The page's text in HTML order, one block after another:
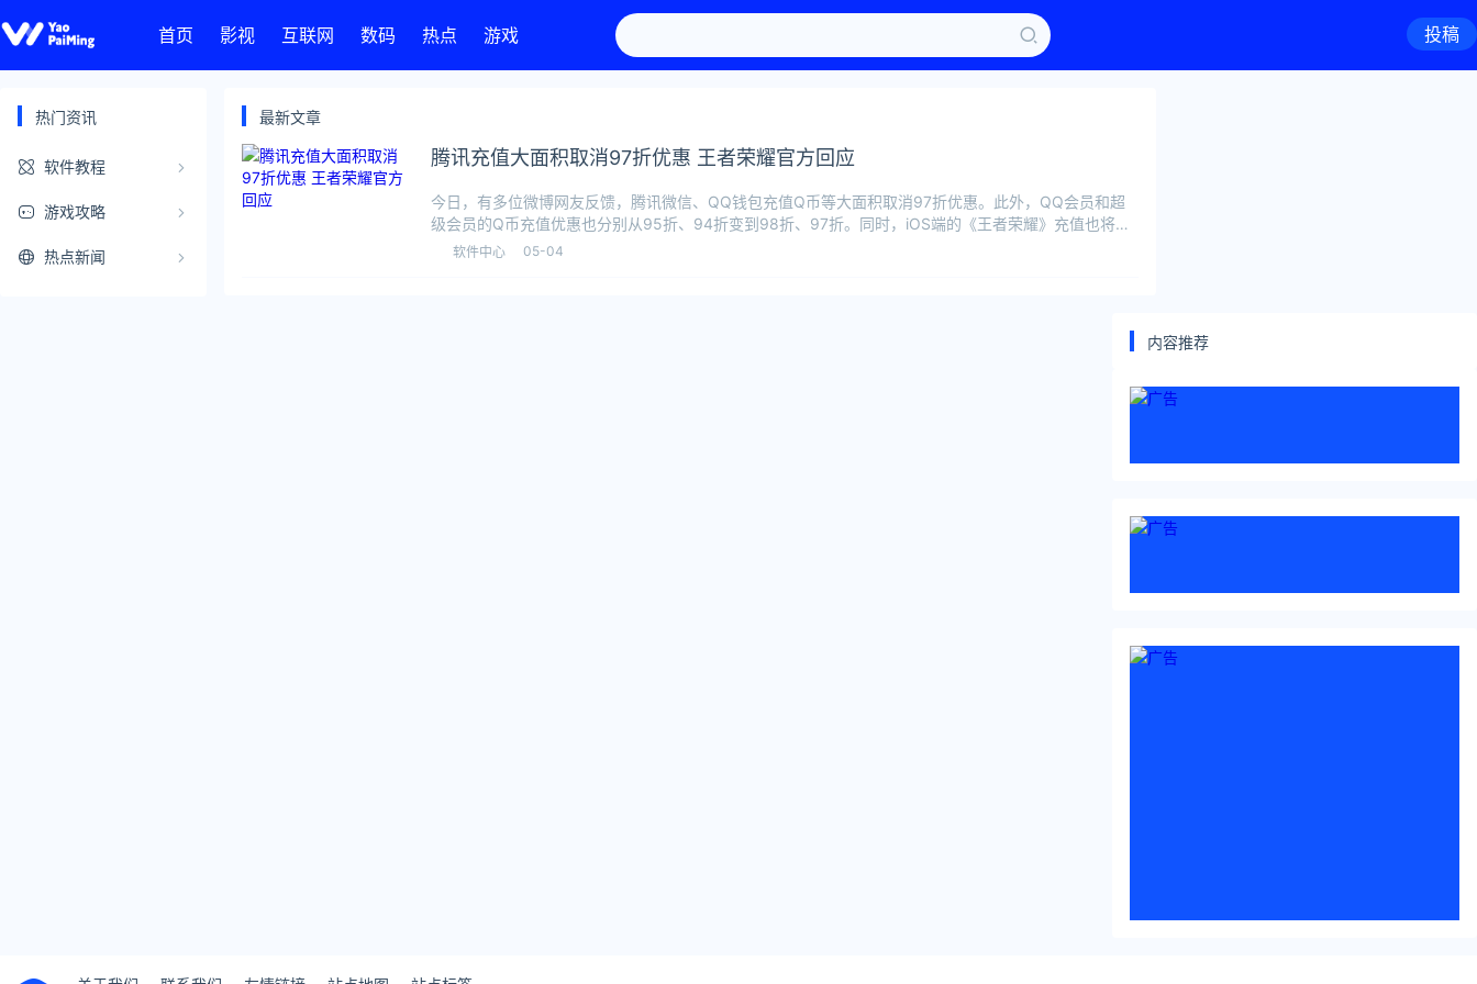
首页 影视 互联网 数码 热点 游戏 投稿
热门资讯
软件教程
游戏攻略
热点新闻
最新文章
腾讯充值大面积取消97折优惠 王者荣耀官方回应
今日，有多位微博网友反馈，腾讯微信、QQ钱包充值Q币等大面积取消97折优惠。此外，QQ会员和超
级会员的Q币充值优惠也分别从95折、94折变到98折、97折。同时，iOS端的《王者荣耀》充值也将取
消额外
软件中心 05-04
内容推荐